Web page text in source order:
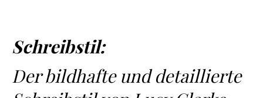
Schreibstil:
Der bildhafte und detaillierte